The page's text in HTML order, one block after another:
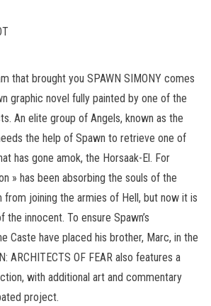
that brought you SPAWN SIMONY comes
graphic novel fully painted by one of the
An elite group of Angels, known as the
the help of Spawn to retrieve one of
has gone amok, the Horsaak-El. For
» has been absorbing the souls of the
from joining the armies of Hell, but now it is
the innocent. To ensure Spawn’s
Caste have placed his brother, Marc, in the
ARCHITECTS OF FEAR also features a
with additional art and commentary
project.